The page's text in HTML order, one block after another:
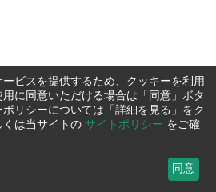
ビスを提供するため、クッキーを利用
に同意いただける場合は「同意」ボタ
リシーについては「詳細を見る」をク
くは当サイトの サイトポリシー をご確
同意